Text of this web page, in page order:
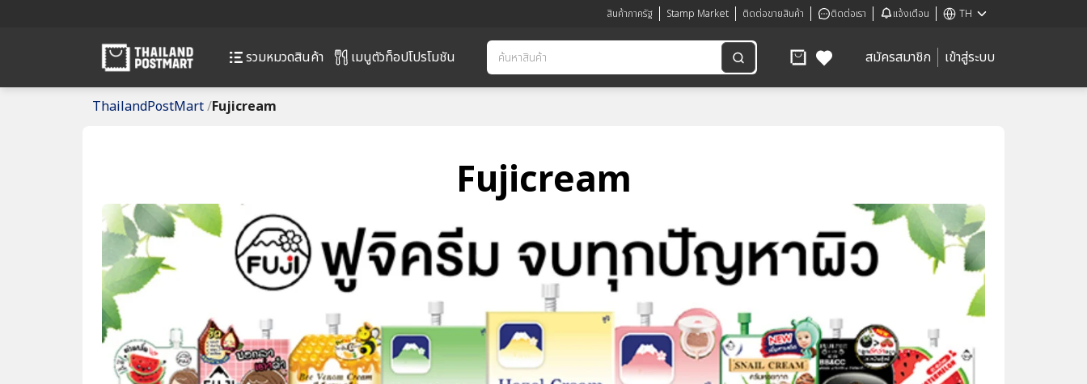
สินค้าภาครัฐ Stamp Market ติดต่อขายสินค้า ติดต่อเรา แจ้งเตือน TH
รวมหมวดสินค้า เมนูตัวท็อปโปรโมชัน สมัครสมาชิก เข้าสู่ระบบ
ThailandPostMart/Fujicream
Fujicream